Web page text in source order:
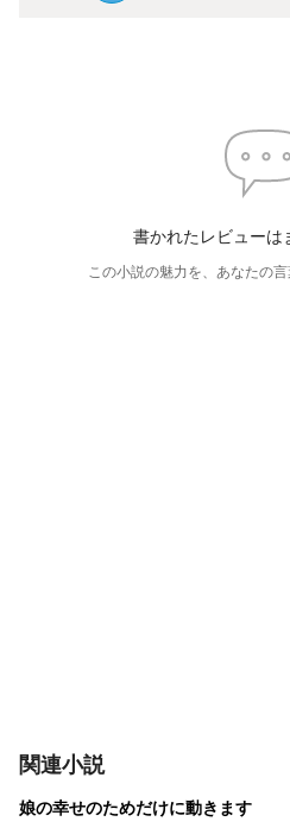
書かれたレビューは
この小説の魅力を、あなたの
関連小説
娘の幸せのためだけに動きます